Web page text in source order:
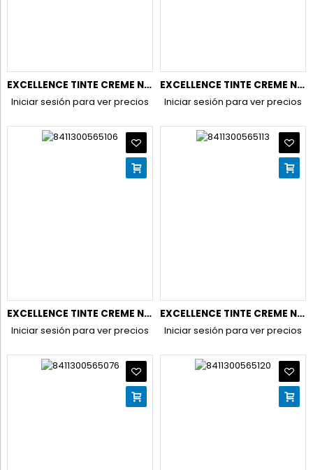
EXCELLENCE TINTE CREME N.6,46 RUBIO
Iniciar sesión para ver precios
EXCELLENCE TINTE CREME N.7 RUBIO
Iniciar sesión para ver precios
EXCELLENCE TINTE CREME N.7,1 RUBIO CENIZA
Iniciar sesión para ver precios
EXCELLENCE TINTE CREME N.7,3 RUBIO DORADO
Iniciar sesión para ver precios